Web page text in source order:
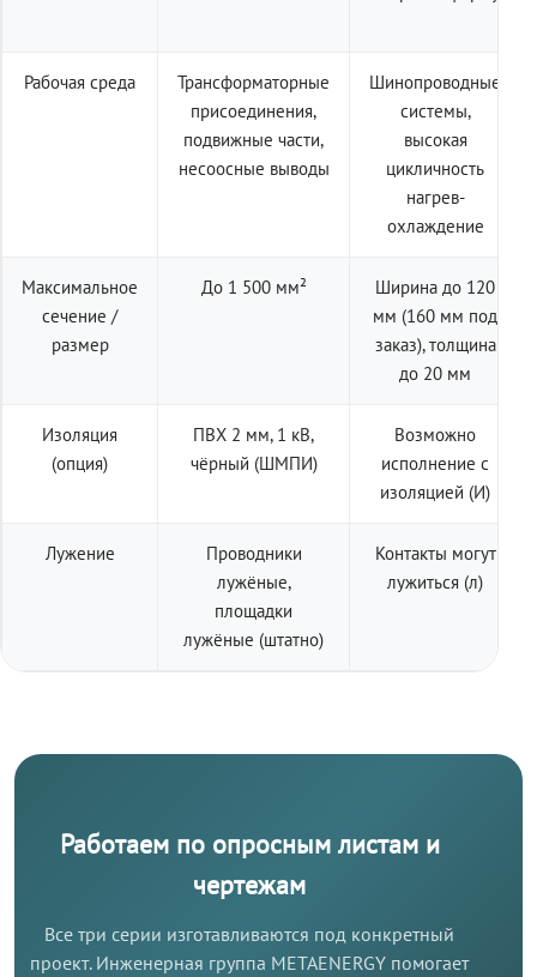
Рабочая среда
Трансформаторные
присоединения,
подвижные части,
несоосные выводы
Шинопроводные
системы,
высокая
цикличность
нагрев-
охлаждение
Максимальное
сечение /
размер
До 1 500 мм²
Ширина до 120
мм (160 мм под
заказ), толщина
до 20 мм
Изоляция
(опция)
ПВХ 2 мм, 1 кВ,
чёрный (ШМПИ)
Возможно
исполнение с
изоляцией (И)
Лужение
Проводники
лужёные,
площадки
лужёные (штатно)
Контакты могут
лужиться (л)
Работаем по опросным листам и
чертежам
Все три серии изготавливаются под конкретный
проект. Инженерная группа METAENERGY помогает